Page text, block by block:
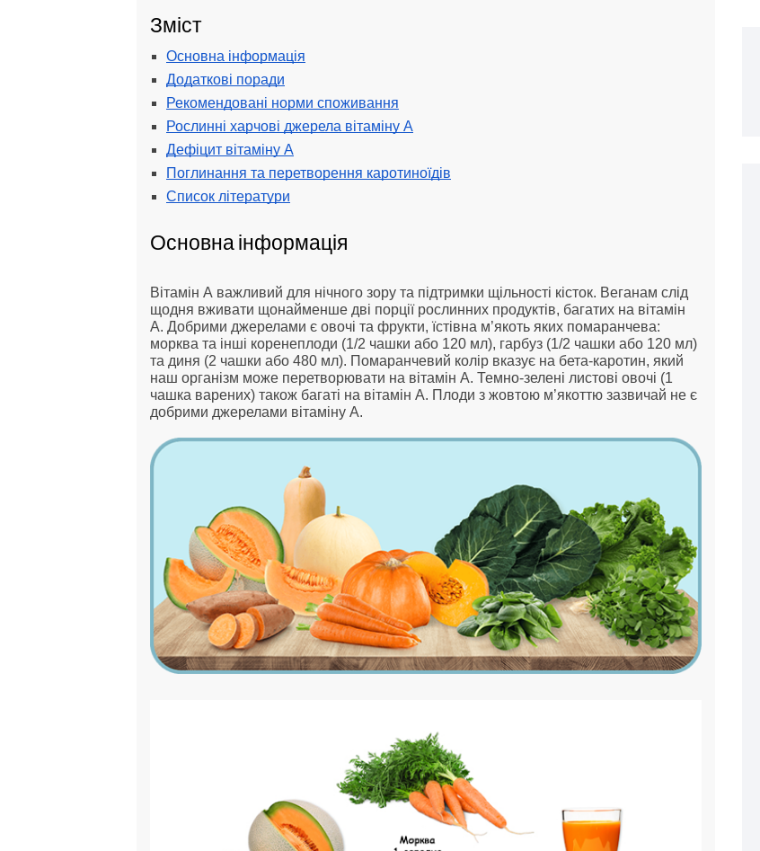
Зміст
Основна інформація
Додаткові поради
Рекомендовані норми споживання
Рослинні харчові джерела вітаміну А
Дефіцит вітаміну А
Поглинання та перетворення каротиноїдів
Список літератури
Основна інформація
Вітамін А важливий для нічного зору та підтримки щільності кісток. Веганам слід
щодня вживати щонайменше дві порції рослинних продуктів, багатих на вітамін
А. Добрими джерелами є овочі та фрукти, їстівна м’якоть яких помаранчева:
морква та інші коренеплоди (1/2 чашки або 120 мл), гарбуз (1/2 чашки або 120 мл)
та диня (2 чашки або 480 мл). Помаранчевий колір вказує на бета-каротин, який
наш організм може перетворювати на вітамін А. Темно-зелені листові овочі (1
чашка варених) також багаті на вітамін А. Плоди з жовтою м’якоттю зазвичай не є
добрими джерелами вітаміну А.